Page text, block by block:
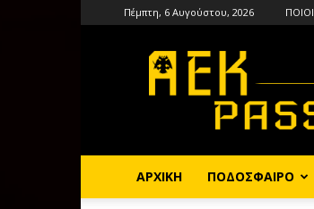
Πέμπτη, 6 Αυγούστου, 2026
ΑΡΧΙΚΗ ΠΟΔΟΣΦΑΙΡΟ